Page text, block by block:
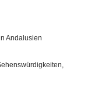
Andalusien